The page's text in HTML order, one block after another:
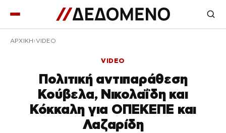
ΑΡΧΙΚΉ VIDEO
VIDEO
Πολιτική αντιπαράθεση
Κούβελα, Νικολαΐδη και
Κόκκαλη για ΟΠΕΚΕΠΕ και
Λαζαρίδη